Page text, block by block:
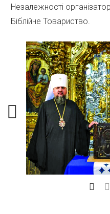
Незалежності
Біблійне Товариство.